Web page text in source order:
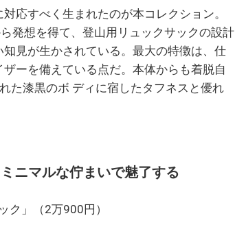
応すべく生まれたのが本コレクション。
発想を得て、登山用リュックサックの設計
見が生かされている。最大の特徴は、仕
ーを備えている点だ。本体からも着脱自
た漆黒のボ ディに宿したタフネスと優れ
ニマルな佇まいで魅了する
ク」（2万900円）